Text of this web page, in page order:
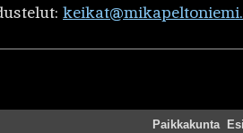
Paikkakunta